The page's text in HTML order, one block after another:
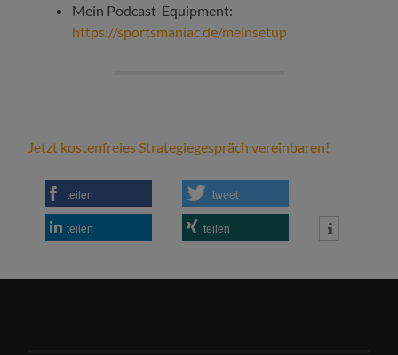
Mein Podcast-Equipment:
https://sportsmaniac.de/meinsetup
Jetzt kostenfreies Strategiegespräch vereinbaren!
teilen tweet
teilen teilen